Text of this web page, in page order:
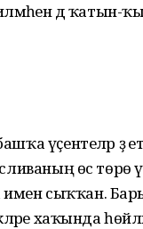
дә ҡатын-
үҫентеләр
өс төрө
сыҡҡан. Бары
хаҡында